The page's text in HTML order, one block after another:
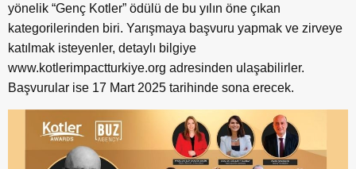
yönelik “Genç Kotler” ödülü de bu yılın öne çıkan
kategorilerinden biri. Yarışmaya başvuru yapmak ve zirveye
katılmak isteyenler, detaylı bilgiye
www.kotlerimpactturkiye.org adresinden ulaşabilirler.
Başvurular ise 17 Mart 2025 tarihinde sona erecek.